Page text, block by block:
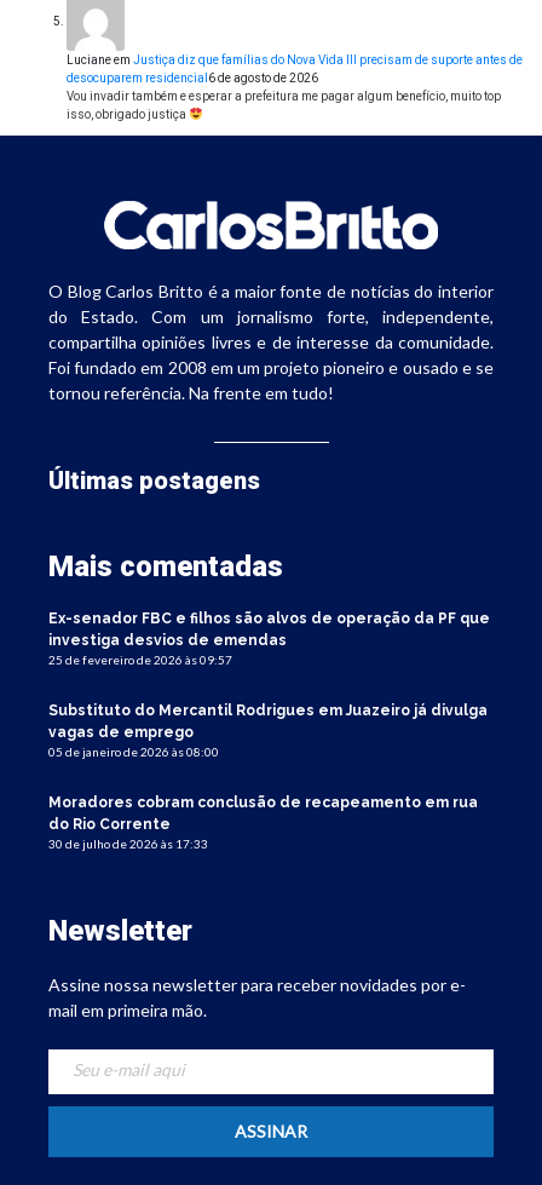
Lucianeem Justiça diz que famílias do Nova Vida III precisam de suporte antes de
desocuparem residencial 6 de agosto de 2026
Vou invadir também e esperar a prefeitura me pagar algum benefício, muito top
isso, obrigado justiça
O Blog Carlos Britto é a maior fonte de notícias do interior
do Estado. Com um jornalismo forte, independente,
compartilha opiniões livres e de interesse da comunidade.
Foi fundado em 2008 em um projeto pioneiro e ousado e se
tornou referência. Na frente em tudo!
Últimas postagens
Mais comentadas
Ex-senador FBC e filhos são alvos de operação da PF que
investiga desvios de emendas
25 de fevereiro de 2026 às 09:57
Substituto do Mercantil Rodrigues em Juazeiro já divulga
vagas de emprego
05 de janeiro de 2026 às 08:00
Moradores cobram conclusão de recapeamento em rua
do Rio Corrente
30 de julho de 2026 às 17:33
Newsletter
Assine nossa newsletter para receber novidades por e-
mail em primeira mão.